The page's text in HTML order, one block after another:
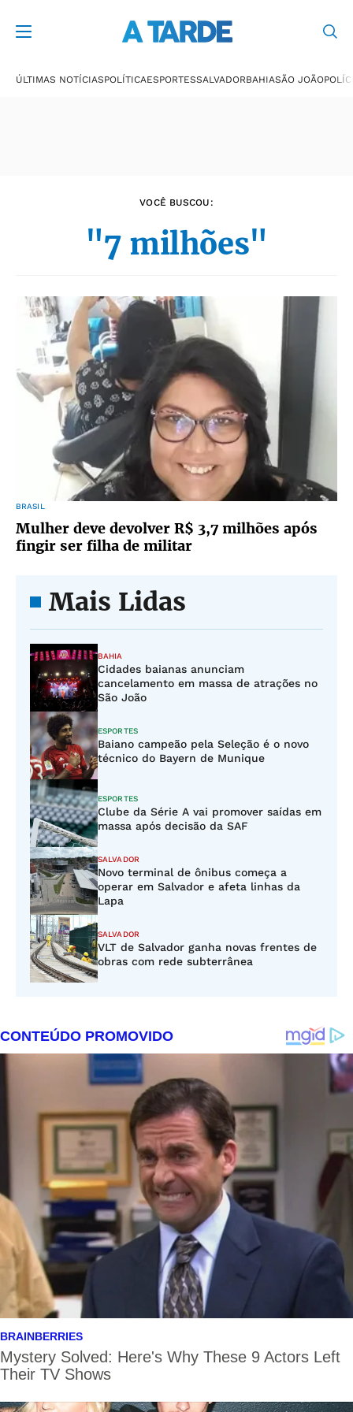
ÚLTIMAS NOTÍCIASPOLÍTICAESPORTESSALVADORBAHIASÃO JOÃO
VOCÊ BUSCOU:
"7 milhões"
BRASIL
Mulher deve devolver R$ 3,7 milhões após
fingir ser filha de militar
Mais Lidas
BAHIA
Cidades baianas anunciam
cancelamento em massa de atrações no
São João
ESPORTES
Baiano campeão pela Seleção é o novo
técnico do Bayern de Munique
ESPORTES
Clube da Série A vai promover saídas em
massa após decisão da SAF
SALVADOR
Novo terminal de ônibus começa a
operar em Salvador e afeta linhas da
Lapa
SALVADOR
VLT de Salvador ganha novas frentes de
obras com rede subterrânea